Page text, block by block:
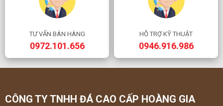
TƯ VẤN BÁN HÀNG
0972.101.656
HỖ TRỢ KỸ THUẬT
0946.916.986
CÔNG TY TNHH ĐÁ CAO CẤP HOÀNG GIA